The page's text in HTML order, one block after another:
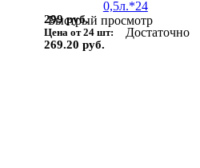
Быстрый просмотр
299 руб.
Цена от 24 шт:
269.20 руб.
Достаточно